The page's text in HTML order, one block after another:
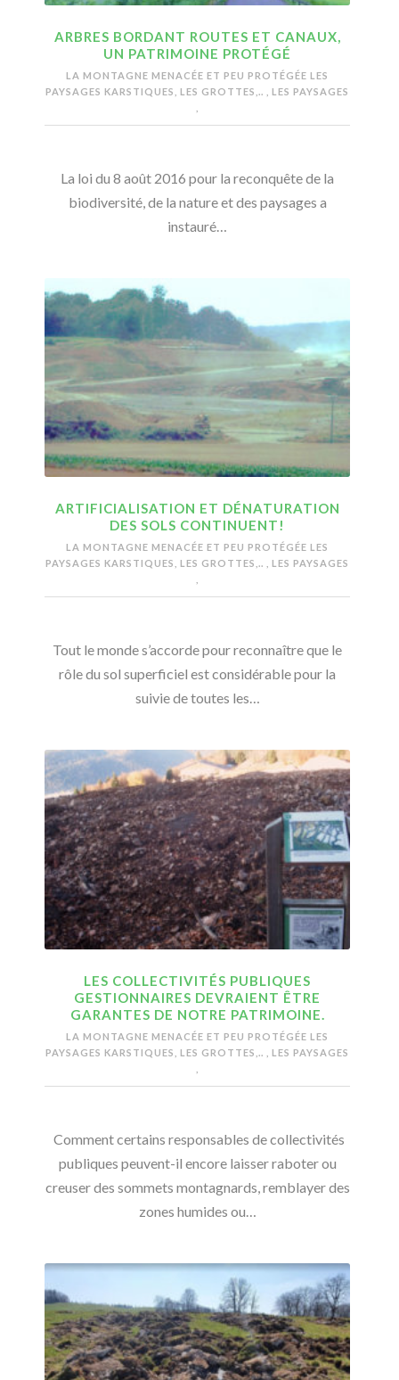
ARBRES BORDANT ROUTES ET CANAUX,
UN PATRIMOINE PROTÉGÉ
LA MONTAGNE MENACÉE ET PEU PROTÉGÉE LES
PAYSAGES KARSTIQUES, LES GROTTES,..
LES PAYSAGES
La loi du 8 août 2016 pour la reconquête de la
biodiversité, de la nature et des paysages a
instauré…
ARTIFICIALISATION ET DÉNATURATION
DES SOLS CONTINUENT!
LA MONTAGNE MENACÉE ET PEU PROTÉGÉE LES
PAYSAGES KARSTIQUES, LES GROTTES,..
LES PAYSAGES
Tout le monde s’accorde pour reconnaître que le
rôle du sol superficiel est considérable pour la
suivie de toutes les…
LES COLLECTIVITÉS PUBLIQUES
GESTIONNAIRES DEVRAIENT ÊTRE
GARANTES DE NOTRE PATRIMOINE.
LA MONTAGNE MENACÉE ET PEU PROTÉGÉE LES
PAYSAGES KARSTIQUES, LES GROTTES,..
LES PAYSAGES
Comment certains responsables de collectivités
publiques peuvent-il encore laisser raboter ou
creuser des sommets montagnards, remblayer des
zones humides ou…